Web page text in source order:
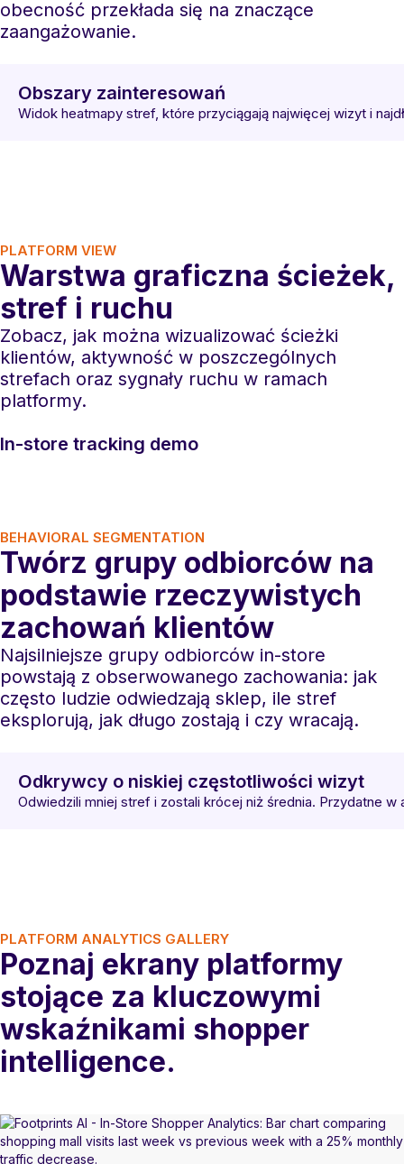
obecność przekłada się na znaczące
zaangażowanie.
Obszary zainteresowań
Widok heatmapy stref, które przyciągają najwięcej wizyt i
PLATFORM VIEW
Warstwa graficzna ścieżek,
stref i ruchu
Zobacz, jak można wizualizować ścieżki
klientów, aktywność w poszczególnych
strefach oraz sygnały ruchu w ramach
platformy.
In-store tracking demo
BEHAVIORAL SEGMENTATION
Twórz grupy odbiorców na
podstawie rzeczywistych
zachowań klientów
Najsilniejsze grupy odbiorców in-store
powstają z obserwowanego zachowania: jak
często ludzie odwiedzają sklep, ile stref
eksplorują, jak długo zostają i czy wracają.
Odkrywcy o niskiej częstotliwości wizyt
Odwiedzili mniej stref i zostali krócej niż średnia. Przydatne
PLATFORM ANALYTICS GALLERY
Poznaj ekrany platformy
stojące za kluczowymi
wskaźnikami shopper
intelligence.